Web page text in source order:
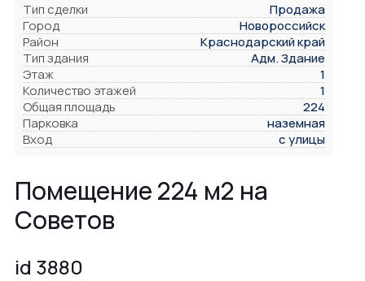
Тип сделки
Продажа
Город
Новороссийск
Район
Краснодарский край
Тип здания
Адм. Здание
Этаж
1
Количество этажей
1
Общая площадь
224
Парковка
наземная
Вход
с улицы
Помещение 224 м2 на
Советов
id 3880